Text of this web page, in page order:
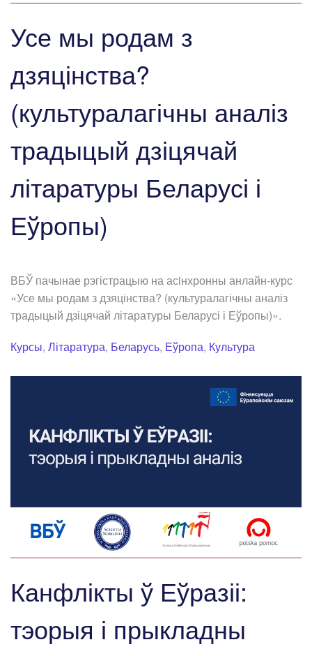
Усе мы родам з
дзяцінства?
(культуралагічны аналіз
традыцый дзіцячай
літаратуры Беларусі і
Еўропы)
ВБЎ пачынае рэгістрацыю на асiнхронны анлайн-курс
«Усе мы родам з дзяцінства? (культуралагічны аналіз
традыцый дзіцячай літаратуры Беларусі і Еўропы)».
Курсы, Літаратура, Беларусь, Еўропа, Культура
Канфлікты ў Еўразіі:
тэорыя і прыкладны